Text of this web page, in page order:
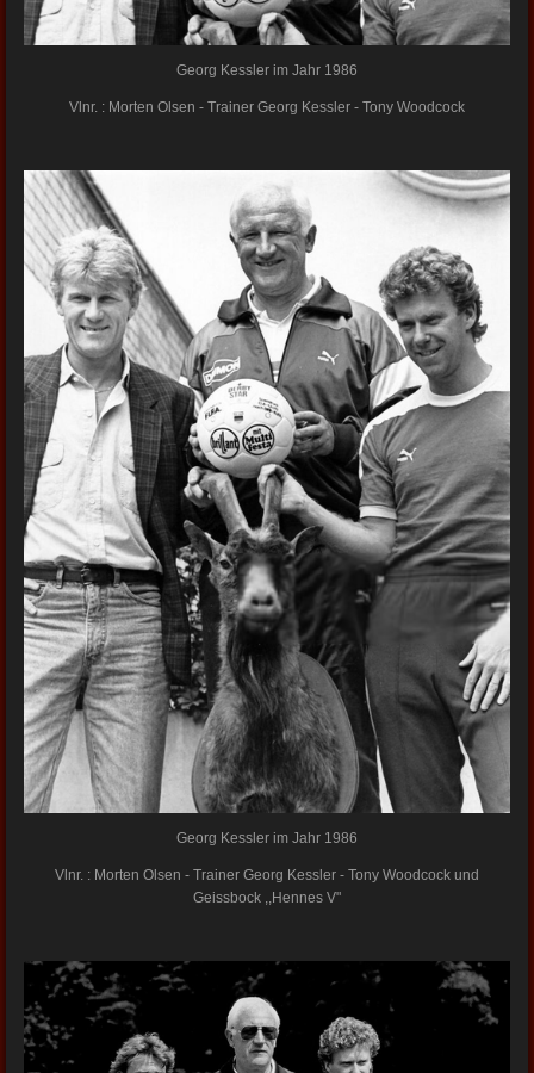
Georg Kessler im Jahr 1986
Vlnr. : Morten Olsen - Trainer Georg Kessler - Tony Woodcock
Georg Kessler im Jahr 1986
Vlnr. : Morten Olsen - Trainer Georg Kessler - Tony Woodcock und
Geissbock ,,Hennes V"